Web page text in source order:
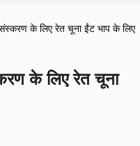
के लिए रेत चूना ईंट भाप के लिए
के लिए रेत चूना